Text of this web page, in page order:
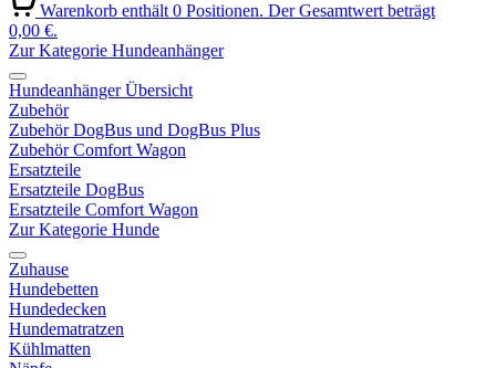
Warenkorb enthält 0 Positionen. Der Gesamtwert beträgt
0,00 €.
Zur Kategorie Hundeanhänger
Hundeanhänger Übersicht
Zubehör
Zubehör DogBus und DogBus Plus
Zubehör Comfort Wagon
Ersatzteile
Ersatzteile DogBus
Ersatzteile Comfort Wagon
Zur Kategorie Hunde
Zuhause
Hundebetten
Hundedecken
Hundematratzen
Kühlmatten